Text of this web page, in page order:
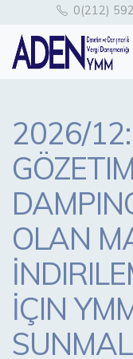
0(212)
2026/
OLAN
İÇIN